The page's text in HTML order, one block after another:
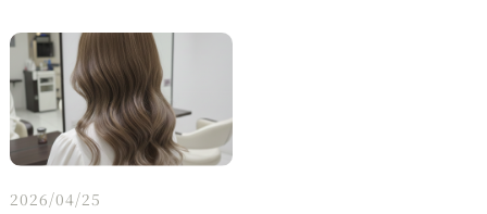
2026/04/25